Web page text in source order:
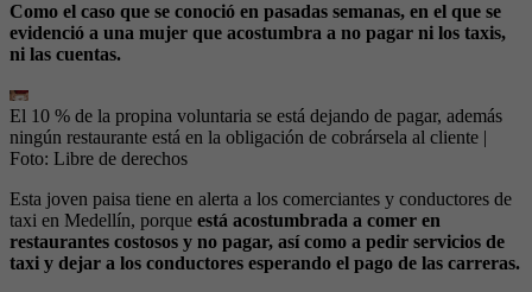
Como el caso que se conoció en pasadas semanas, en el que se
evidenció a una mujer que acostumbra a no pagar ni los taxis,
ni las cuentas.
El 10 % de la propina voluntaria se está dejando de pagar, además
ningún restaurante está en la obligación de cobrársela al cliente |
Foto: Libre de derechos
Esta joven paisa tiene en alerta a los comerciantes y conductores de
taxi en Medellín, porque está acostumbrada a comer en
restaurantes costosos y no pagar, así como a pedir servicios de
taxi y dejar a los conductores esperando el pago de las carreras.